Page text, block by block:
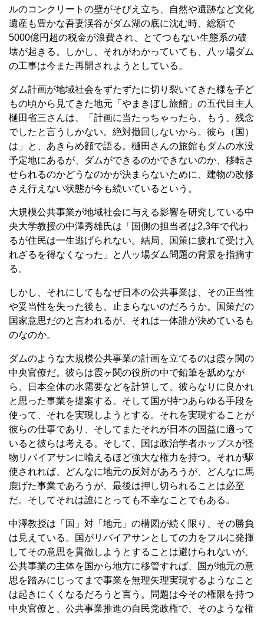
ルのコンクリートの壁がそびえ立ち、自然や遺跡など文化
遺産も豊かな吾妻渓谷がダム湖の底に沈む時、総額で
5000億円超の税金が浪費され、とてつもない生態系の破
壊が起きる。しかし、それがわかっていても、八ッ場ダム
の工事は今また再開されようとしている。
ダム計画が地域社会をずたずたに切り裂いてきた様を子ど
もの頃から見てきた地元「やまきぼし旅館」の五代目主人
樋田省三さんは、「計画に当たっちゃったら、もう、残念
でしたと言うしかない。絶対撤回しないから。彼ら（国）
は」と、あきらめ顔で語る。樋田さんの旅館もダムの水没
予定地にあるが、ダムができるのかできないのか、移転さ
せられるのかどうなのかが決まらないために、建物の改修
さえ行えない状態が今も続いているという。
大規模公共事業が地域社会に与える影響を研究している中
央大学教授の中澤秀雄氏は「国側の担当者は2,3年で代わ
るが住民は一生逃げられない。結局、国策に疲れて受け入
れざるを得なくなった」と八ッ場ダム問題の背景を指摘す
る。
しかし、それにしてもなぜ日本の公共事業は、その正当性
や妥当性を失った後も、止まらないのだろうか。国策だの
国家意思だのと言われるが、それは一体誰が決めているも
のなのか。
ダムのような大規模公共事業の計画を立てるのは霞ヶ関の
中央官僚だ。彼らは霞ヶ関の役所の中で鉛筆を舐めなが
ら、日本全体の水需要などを計算して、彼らなりに良かれ
と思った事業を提案する。そして国が持つあらゆる手段を
使って、それを実現しようとする。それを実現することが
彼らの仕事であり、そしてまたそれが日本の国益に適って
いると彼らは考える。そして、国は政治学者ホッブスが怪
物リバイアサンに喩えるほど強大な権力を持つ。それが駆
使されれば、どんなに地元の反対があろうが、どんなに馬
鹿げた事業であろうが、最後は押し切られることは必至
だ。そしてそれは誰にとっても不幸なことでもある。
中澤教授は「国」対「地元」の構図が続く限り、その勝負
は見えている。国がリバイアサンとしての力をフルに発揮
してその意思を貫徹しようとすることは避けられないが、
公共事業の主体を国から地方に移管すれば、国が地元の意
思を踏みにじってまで事業を無理矢理実現するようなこと
は起きにくくなるだろうと言う。問題は今その権限を持つ
中央官僚と、公共事業推進の自民党政権で、そのような権